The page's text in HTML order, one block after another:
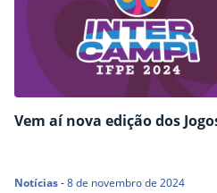
Vem aí nova edição dos
Notícias-8 de novembro de 2024